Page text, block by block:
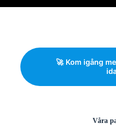
🚀 Kom igång
Våra